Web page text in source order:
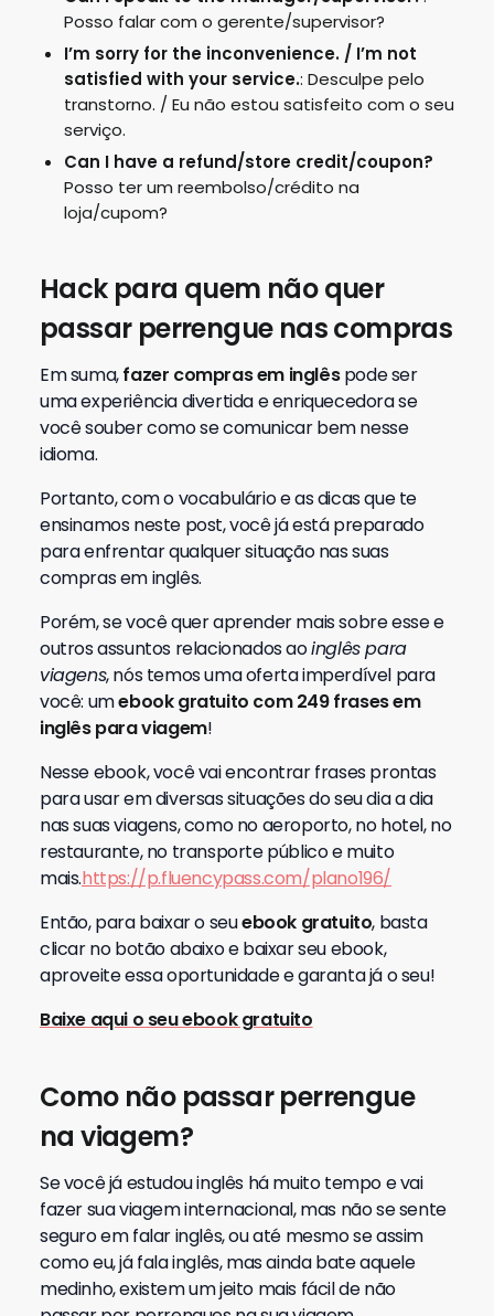
Posso falar com o gerente/supervisor?
I’m sorry for the inconvenience. / I’m not
satisfied with your service.: Desculpe pelo
transtorno. / Eu não estou satisfeito com o seu
serviço.
Can I have a refund/store credit/coupon?
Posso ter um reembolso/crédito na
loja/cupom?
Hack para quem não quer
passar perrengue nas compras
Em suma,fazer compras em inglêspode ser
uma experiência divertida e enriquecedora se
você souber como se comunicar bem nesse
idioma.
Portanto, com o vocabulário e as dicas que te
ensinamos neste post, você já está preparado
para enfrentar qualquer situação nas suas
compras em inglês.
Porém, se você quer aprender mais sobre esse e
outros assuntos relacionados aoinglês para
viagens, nós temos uma oferta imperdível para
você: umebook gratuito com 249 frases em
inglês para viagem!
Nesse ebook, você vai encontrar frases prontas
para usar em diversas situações do seu dia a dia
nas suas viagens, como no aeroporto, no hotel, no
restaurante, no transporte público e muito
mais.https://p.fluencypass.com/plano196/
Então, para baixar o seuebook gratuito, basta
clicar no botão abaixo e baixar seu ebook,
aproveite essa oportunidade e garanta já o seu!
Baixe aqui o seu ebook gratuito
Como não passar perrengue
na viagem?
Se você já estudou inglês há muito tempo e vai
fazer sua viagem internacional, mas não se sente
seguro em falar inglês, ou até mesmo se assim
como eu, já fala inglês, mas ainda bate aquele
medinho, existem um jeito mais fácil de não